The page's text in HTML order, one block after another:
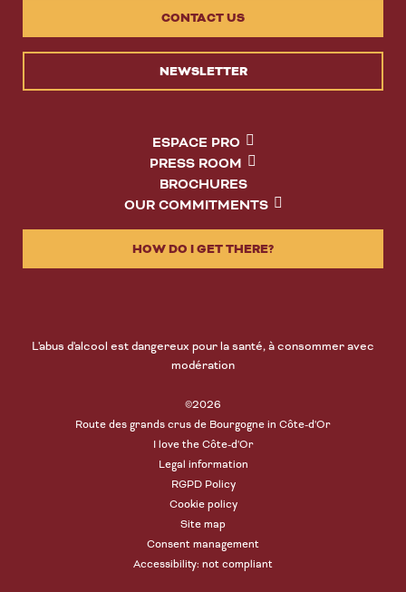
CONTACT US
NEWSLETTER
ESPACE PRO
PRESS ROOM
BROCHURES
OUR COMMITMENTS
HOW DO I GET THERE?
L'abus d'alcool est dangereux pour la santé, à consommer avec
modération
©2026
Route des grands crus de Bourgogne in Côte-d'Or
I love the Côte-d'Or
Legal information
RGPD Policy
Cookie policy
Site map
Consent management
Accessibility: not compliant